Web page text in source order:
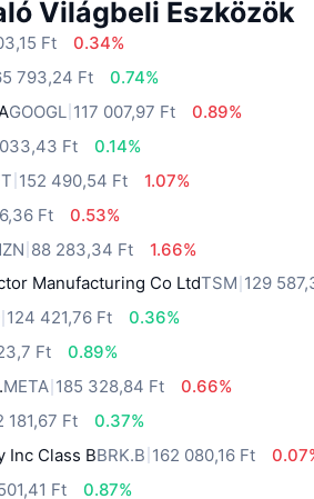
Világbeli Eszközök
Ft
0.34%
793,24 Ft
0.74%
GOOGL 117 007,97 Ft
0.89%
Ft
0.14%
152 490,54 Ft
1.07%
Ft
0.53%
88 283,34 Ft
1.66%
Manufacturing Co LtdTSM 129
124 421,76 Ft
0.36%
Ft
0.89%
META 185 328,84 Ft
0.66%
181,67 Ft
0.37%
Inc Class BBRK.B 162 080,16 Ft
Ft
0.87%